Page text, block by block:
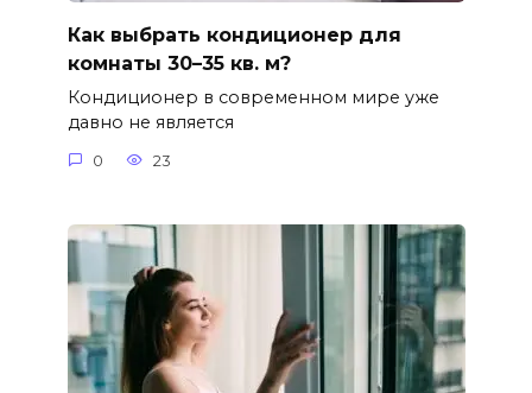
Как выбрать кондиционер для
комнаты 30–35 кв. м?
Кондиционер в современном мире уже
давно не является
0 23